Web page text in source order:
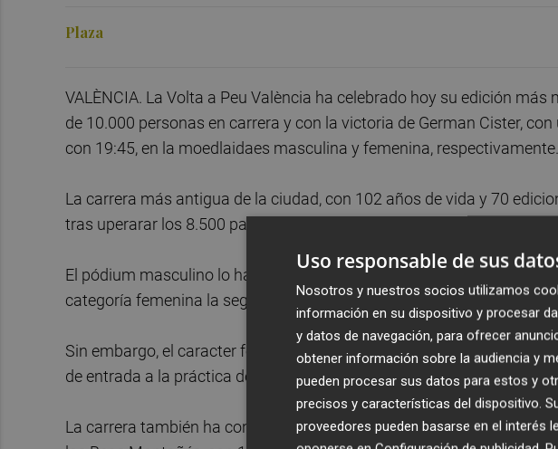
Plaza
VALÈNCIA. La Volta a Peu València ha celebrado hoy su edición
de 10.000 personas en carrera y con la victoria de German Cister,
con 19:45, en la moedlaidaes masculina y femenina, respectivamente.
La carrera más antigua de la ciudad, con 102 años de vida y 70
tras uperarar los 8.500 participantes de la pasada edición.
El pódium masculino lo han completado Fran Torrente (18:59) y Xevi
categoría femenina la segunda clasificada ha sido Elia Fuentes
Sin embargo, el caracter festivo de la prueba es la nota mñas
de entrada a la práctica de la carrera de muchos valencianos y una
La carrera también ha contado con el ya tradicional premio a la
Uso responsable de sus
Nosotros y nuestros socios utilizamos
información en su dispositivo y procesar
y datos de navegación, para ofrecer
obtener información sobre la audiencia y
pueden procesar sus datos para estos y
precisos y características del dispositivo.
proveedores pueden basarse en el interés